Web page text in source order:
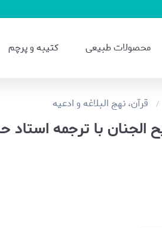
محصولات طبیعی کتیبه و پرچم
قرآن، نهج البلاغه و ادعیه
الجنان با ترجمه